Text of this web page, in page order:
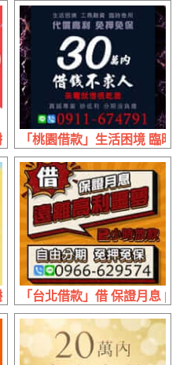
免保 | 30萬內 首借優惠
「桃園借款」生活困境 臨時
最低放款乾脆 | 1~50萬 息低保
「台北借款」借 保證月息 | 2